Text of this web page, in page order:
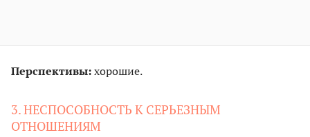
Перспективы:хорошие.
3. НЕСПОСОБНОСТЬ К СЕРЬЕЗНЫМ
ОТНОШЕНИЯМ